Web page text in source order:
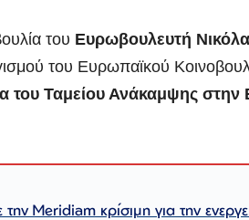
του Ευρωβουλευτή Νικόλα
του Ευρωπαϊκού
του Ταμείου Ανάκαμψης στην
Meridiam κρίσιμη για την